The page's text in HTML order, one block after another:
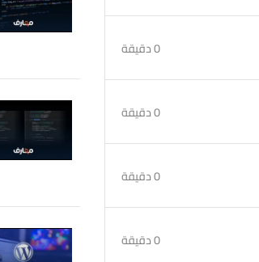
0 دقيقة
0 دقيقة
0 دقيقة
0 دقيقة